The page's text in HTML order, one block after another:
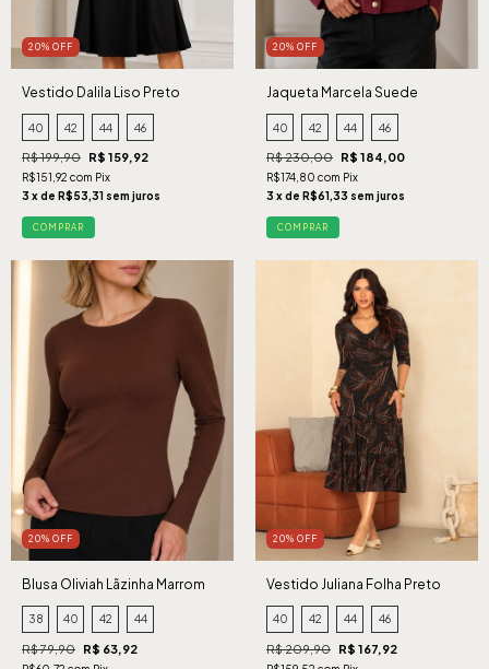
20% OFF
Vestido Dalila Liso Preto
40 42 44 46
R$ 199,90 R$ 159,92
R$151,92 com Pix
3 x de R$53,31 sem juros
COMPRAR
20% OFF
Jaqueta Marcela Suede
Cabernet
40 42 44 46
R$ 230,00 R$ 184,00
R$174,80 com Pix
3 x de R$61,33 sem juros
COMPRAR
20% OFF
Blusa Oliviah Lãzinha Marrom
38 40 42 44
R$ 79,90 R$ 63,92
20% OFF
Vestido Juliana Folha Preto
40 42 44 46
R$ 209,90 R$ 167,92